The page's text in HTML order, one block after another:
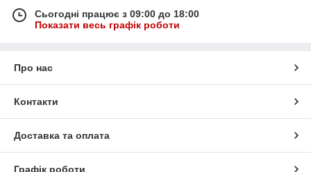
Сьогодні працює з 09:00 до 18:00
Показати весь графік роботи
Про нас
Контакти
Доставка та оплата
Графік роботи